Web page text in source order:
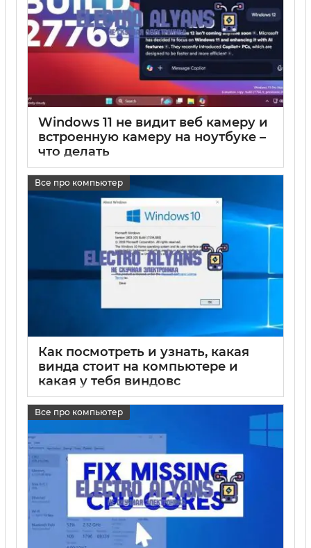
Windows 11 не видит веб камеру и
встроенную камеру на ноутбуке –
что делать
Все про компьютер
Как посмотреть и узнать, какая
винда стоит на компьютере и
какая у тебя виндовс
Все про компьютер